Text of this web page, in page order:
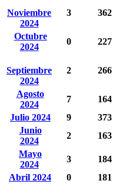
Noviembre
2024
3 362
Octubre
2024
0 227
Septiembre
2024
2 266
Agosto
2024
7 164
Julio 2024
9 373
Junio
2024
2 163
Mayo
2024
3 184
Abril 2024
0 181